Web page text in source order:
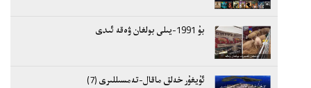
بۇ 1991-يىلى بولغان ۋەقە ئىدى
ئۇيغۇر خەلق ماقال-تەمسىللىرى (7)